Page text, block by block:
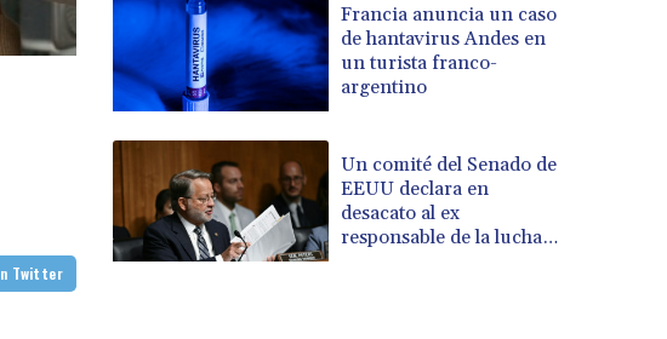
en Twitter
Francia anuncia un caso
de hantavirus Andes en
un turista franco-
argentino
Un comité del Senado de
EEUU declara en
desacato al ex
responsable de la lucha